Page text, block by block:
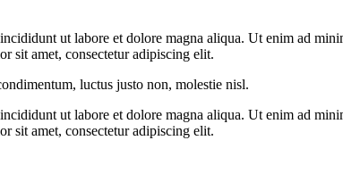
ut labore et dolore magna aliqua. Ut enim ad
sit amet, consectetur adipiscing elit.
luctus justo non, molestie nisl.
ut labore et dolore magna aliqua. Ut enim ad
sit amet, consectetur adipiscing elit.